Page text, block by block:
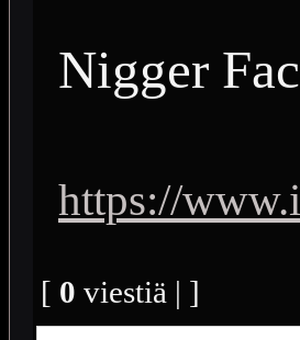
Nigger
https://
[ 0 viestiä | ]